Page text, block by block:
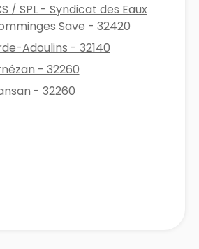
/ SPL - Syndicat des Eaux
Save - 32420
Adoulins - 32140
- 32260
- 32260